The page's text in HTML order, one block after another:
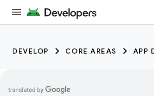
DEVELOP CORE AREAS APP